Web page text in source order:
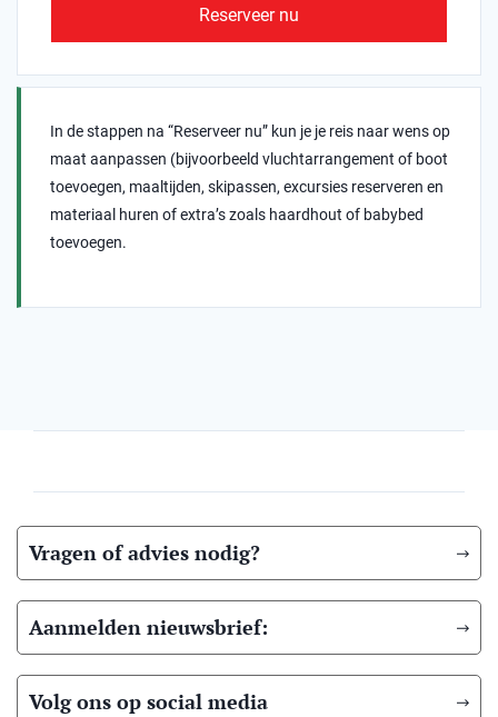
Reserveer nu
In de stappen na “Reserveer nu” kun je je reis naar wens op
maat aanpassen (bijvoorbeeld vluchtarrangement of boot
toevoegen, maaltijden, skipassen, excursies reserveren en
materiaal huren of extra’s zoals haardhout of babybed
toevoegen.
Vragen of advies nodig?
Aanmelden nieuwsbrief:
Volg ons op social media